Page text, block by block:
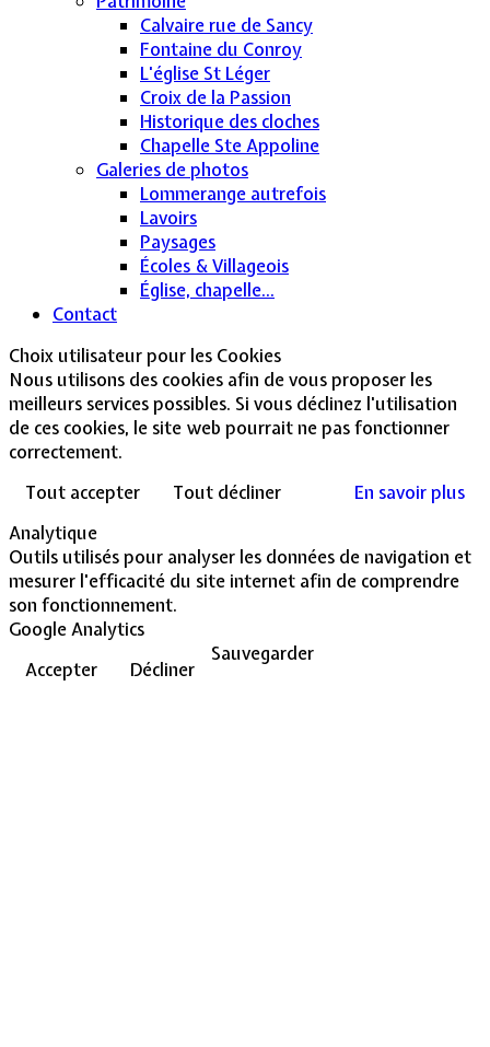
Calvaire rue de Sancy
Fontaine du Conroy
L'église St Léger
Croix de la Passion
Historique des cloches
Chapelle Ste Appoline
Galeries de photos
Lommerange autrefois
Lavoirs
Paysages
Écoles & Villageois
Église, chapelle...
Contact
Choix utilisateur pour les Cookies
Nous utilisons des cookies afin de vous proposer les
meilleurs services possibles. Si vous déclinez l'utilisation
de ces cookies, le site web pourrait ne pas fonctionner
correctement.
Tout accepter
Tout décliner
En savoir plus
Analytique
Outils utilisés pour analyser les données de navigation et
mesurer l'efficacité du site internet afin de comprendre
son fonctionnement.
Google Analytics
Accepter
Décliner
Sauvegarder